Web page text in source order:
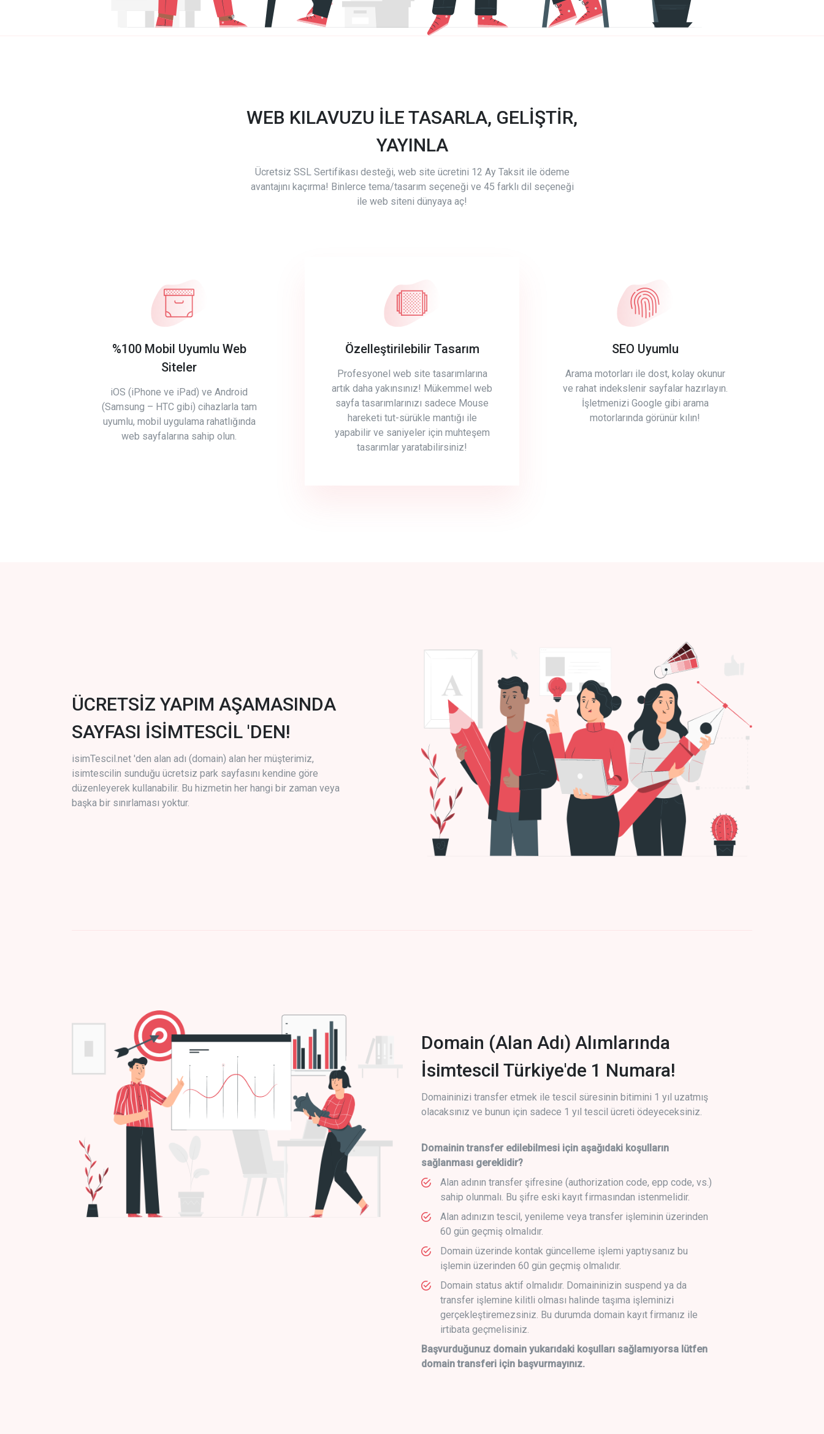
WEB KILAVUZU İLE TASARLA, GELİŞTİR,
YAYINLA
Ücretsiz SSL Sertifikası desteği, web site ücretini 12 Ay Taksit ile ödeme
avantajını kaçırma! Binlerce tema/tasarım seçeneği ve 45 farklı dil seçeneği
ile web siteni dünyaya aç!
%100 Mobil Uyumlu Web
Siteler
iOS (iPhone ve iPad) ve Android
(Samsung – HTC gibi) cihazlarla tam
uyumlu, mobil uygulama rahatlığında
web sayfalarına sahip olun.
Özelleştirilebilir Tasarım
Profesyonel web site tasarımlarına
artık daha yakınsınız! Mükemmel web
sayfa tasarımlarınızı sadece Mouse
hareketi tut-sürükle mantığı ile
yapabilir ve saniyeler için muhteşem
tasarımlar yaratabilirsiniz!
SEO Uyumlu
Arama motorları ile dost, kolay okunur
ve rahat indekslenir sayfalar hazırlayın.
İşletmenizi Google gibi arama
motorlarında görünür kılın!
ÜCRETSİZ YAPIM AŞAMASINDA
SAYFASI İSİMTESCİL 'DEN!
isimTescil.net 'den alan adı (domain) alan her müşterimiz,
isimtescilin sunduğu ücretsiz park sayfasını kendine göre
düzenleyerek kullanabilir. Bu hizmetin her hangi bir zaman veya
başka bir sınırlaması yoktur.
Domain (Alan Adı) Alımlarında
İsimtescil Türkiye'de 1 Numara!
Domaininizi transfer etmek ile tescil süresinin bitimini 1 yıl uzatmış
olacaksınız ve bunun için sadece 1 yıl tescil ücreti ödeyeceksiniz.
Domainin transfer edilebilmesi için aşağıdaki koşulların
sağlanması gereklidir?
Alan adının transfer şifresine (authorization code, epp code, vs.)
sahip olunmalı. Bu şifre eski kayıt firmasından istenmelidir.
Alan adınızın tescil, yenileme veya transfer işleminin üzerinden
60 gün geçmiş olmalıdır.
Domain üzerinde kontak güncelleme işlemi yaptıysanız bu
işlemin üzerinden 60 gün geçmiş olmalıdır.
Domain status aktif olmalıdır. Domaininizin suspend ya da
transfer işlemine kilitli olması halinde taşıma işleminizi
gerçekleştiremezsiniz. Bu durumda domain kayıt firmanız ile
irtibata geçmelisiniz.
Başvurduğunuz domain yukarıdaki koşulları sağlamıyorsa lütfen
domain transferi için başvurmayınız.